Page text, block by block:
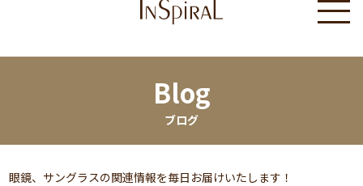
Blog
ブログ
眼鏡、サングラスの関連情報を毎日お届けいたします！